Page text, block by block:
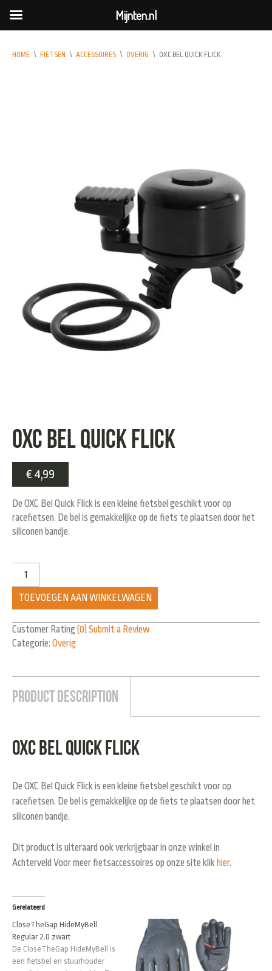
HOME \ FIETSEN \ ACCESSOIRES \ OVERIG \ OXC BEL QUICK FLICK
OXC Bel Quick Flick
€ 4,99
De OXC Bel Quick Flick is een kleine fietsbel geschikt voor op
racefietsen. De bel is gemakkelijke op de fiets te plaatsen door het
siliconen bandje.
TOEVOEGEN AAN WINKELWAGEN
Customer Rating(0) Submit a Review
Categorie: Overig
Product Description
OXC Bel Quick Flick
De OXC Bel Quick Flick is een kleine fietsbel geschikt voor op
racefietsen. De bel is gemakkelijke op de fiets te plaatsen door het
siliconen bandje.
Dit product is uiteraard ook verkrijgbaar in onze winkel in
Achterveld Voor meer fietsaccessoires op onze site klik hier.
Gerelateerd
CloseTheGap HideMyBell
Regular 2.0 zwart
De CloseTheGap HideMyBell is
een fietsbel en stuurhouder
Mijnten.nl